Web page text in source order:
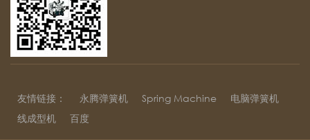
友情链接： 永腾弹簧机 Spring Machine
电脑弹簧机
线成型机
百度